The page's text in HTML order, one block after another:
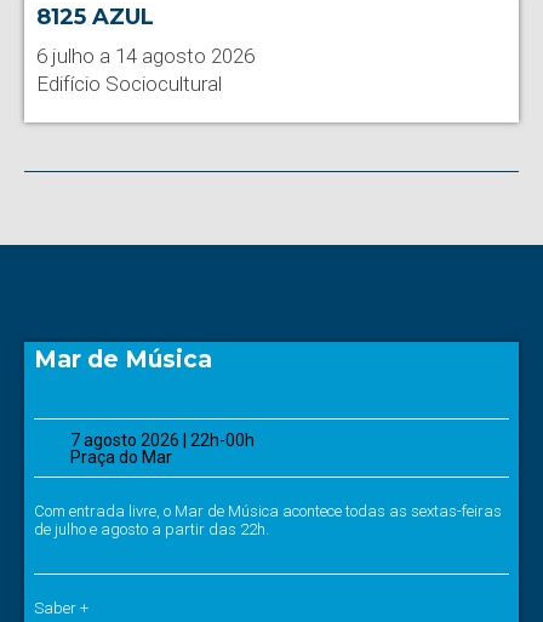
8125 AZUL
6 julho a 14 agosto 2026
Edifício Sociocultural
Mar de Música
7 agosto 2026 | 22h-00h
Praça do Mar
Com entrada livre, o Mar de Música acontece todas as sextas-feiras
de julho e agosto a partir das 22h.
Saber +